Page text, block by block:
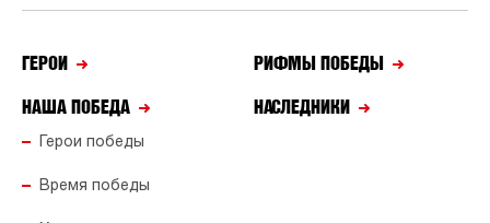
ГЕРОИ
НАША ПОБЕДА
Герои победы
Время победы
РИФМЫ ПОБЕДЫ
НАСЛЕДНИКИ